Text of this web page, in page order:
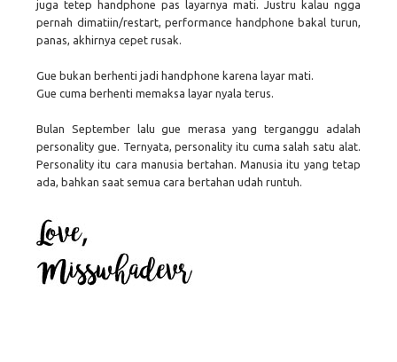
juga tetep handphone pas layarnya mati. Justru kalau ngga
pernah dimatiin/restart, performance handphone bakal turun,
panas, akhirnya cepet rusak.
Gue bukan berhenti jadi handphone karena layar mati.
Gue cuma berhenti memaksa layar nyala terus.
Bulan September lalu gue merasa yang terganggu adalah
personality gue. Ternyata, personality itu cuma salah satu alat.
Personality itu cara manusia bertahan. Manusia itu yang tetap
ada, bahkan saat semua cara bertahan udah runtuh.